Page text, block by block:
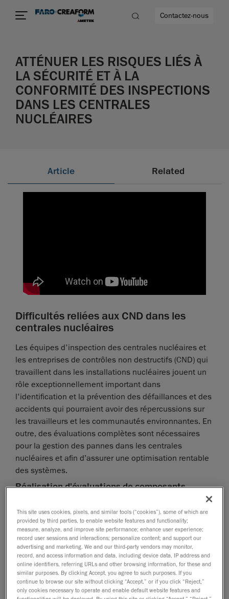
encore
Contactez-nous
ATTÉNUER LES RISQUES LIÉS À
LA SÉCURITÉ ET À LA
CONFORMITÉ DES INSPECTIONS
DANS LES CENTRALES
NUCLÉAIRES
Article Related
Difficultés reliées aux CND dans les
centrales nucléaires
Les équipes d'inspection des centrales nucléaires et
les entreprises de contrôles non destructifs (CND) qui
travaillent dans les installations nucléaires jouent un
rôle exceptionnellement important dans
l'identification et la prévention des défaillances et des
accidents qui pourraient avoir des répercussions sur
les travailleurs et les communautés environnantes. En
outre, des évaluations complètes sont nécessaires
pour la gestion des pannes dans les centrales
nucléaires et afin d’assurer une optimisation rentable
des systèmes.
Réalisation d'évaluations de composants
L'évaluation de l'intégrité structurelle des composants
et des assemblages des équipements des centrales
nucléaires peut être difficile en raison de leur taille, de
leur géométrie et de leurs surfaces réfléchissantes.
Afin de réaliser des inspections précises, les équipes
ont souvent besoin de plus de temps pour s'assurer
qu'elles capturent toutes les données dont elles ont
This site uses cookies, pixels, and similar tools (“cookies”), some of which are
provided by third parties, to enable website features and functionality;
measure, analyze, and improve site performance; enhance user experience;
record user sessions and interactions; personalize content; and support our
advertising and marketing. We and our third-party vendors may monitor,
record, and access information and data, including device data, IP address and
online identifiers, referring URLs and other browsing information, for these and
similar purposes. By clicking Accept, you agree to such purposes. If you
continue to browse our site without clicking “Accept,” or if you click “Reject,”
only cookies necessary to operate and enable default website features and